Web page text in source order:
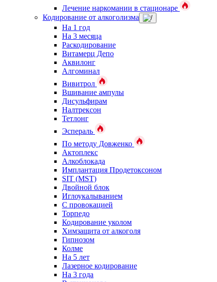
Лечение наркомании в стационаре
Кодирование от алкоголизма
На 1 год
На 3 месяца
Раскодирование
Витамерц Депо
Аквилонг
Алгоминал
Вивитрол
Вшивание ампулы
Дисульфирам
Налтрексон
Тетлонг
Эспераль
По методу Довженко
Актоплекс
Алкоблокада
Имплантация Продетоксоном
SIT (MST)
Двойной блок
Иглоукалыванием
С провокацией
Торпедо
Кодирование уколом
Химзащита от алкоголя
Гипнозом
Колме
На 5 лет
Лазерное кодирование
На 3 года